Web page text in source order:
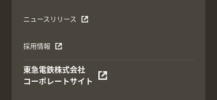
ニュースリリース
採用情報
東急電鉄株式会社
コーポレートサイト